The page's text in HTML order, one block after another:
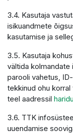
3.4. Kasutaja
isikuandmete
kasutamise ja
3.5. Kasutaja
vältida kolmandate
parooli vahetus,
tekkinud ohu
teel aadressil
3.6. TTK
uuendamise